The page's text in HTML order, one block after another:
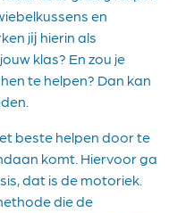
en
jĳ hierin als
klas? En zou je
te helpen? Dan kan
beste helpen door te
komt. Hiervoor ga
dat is de motoriek.
die de